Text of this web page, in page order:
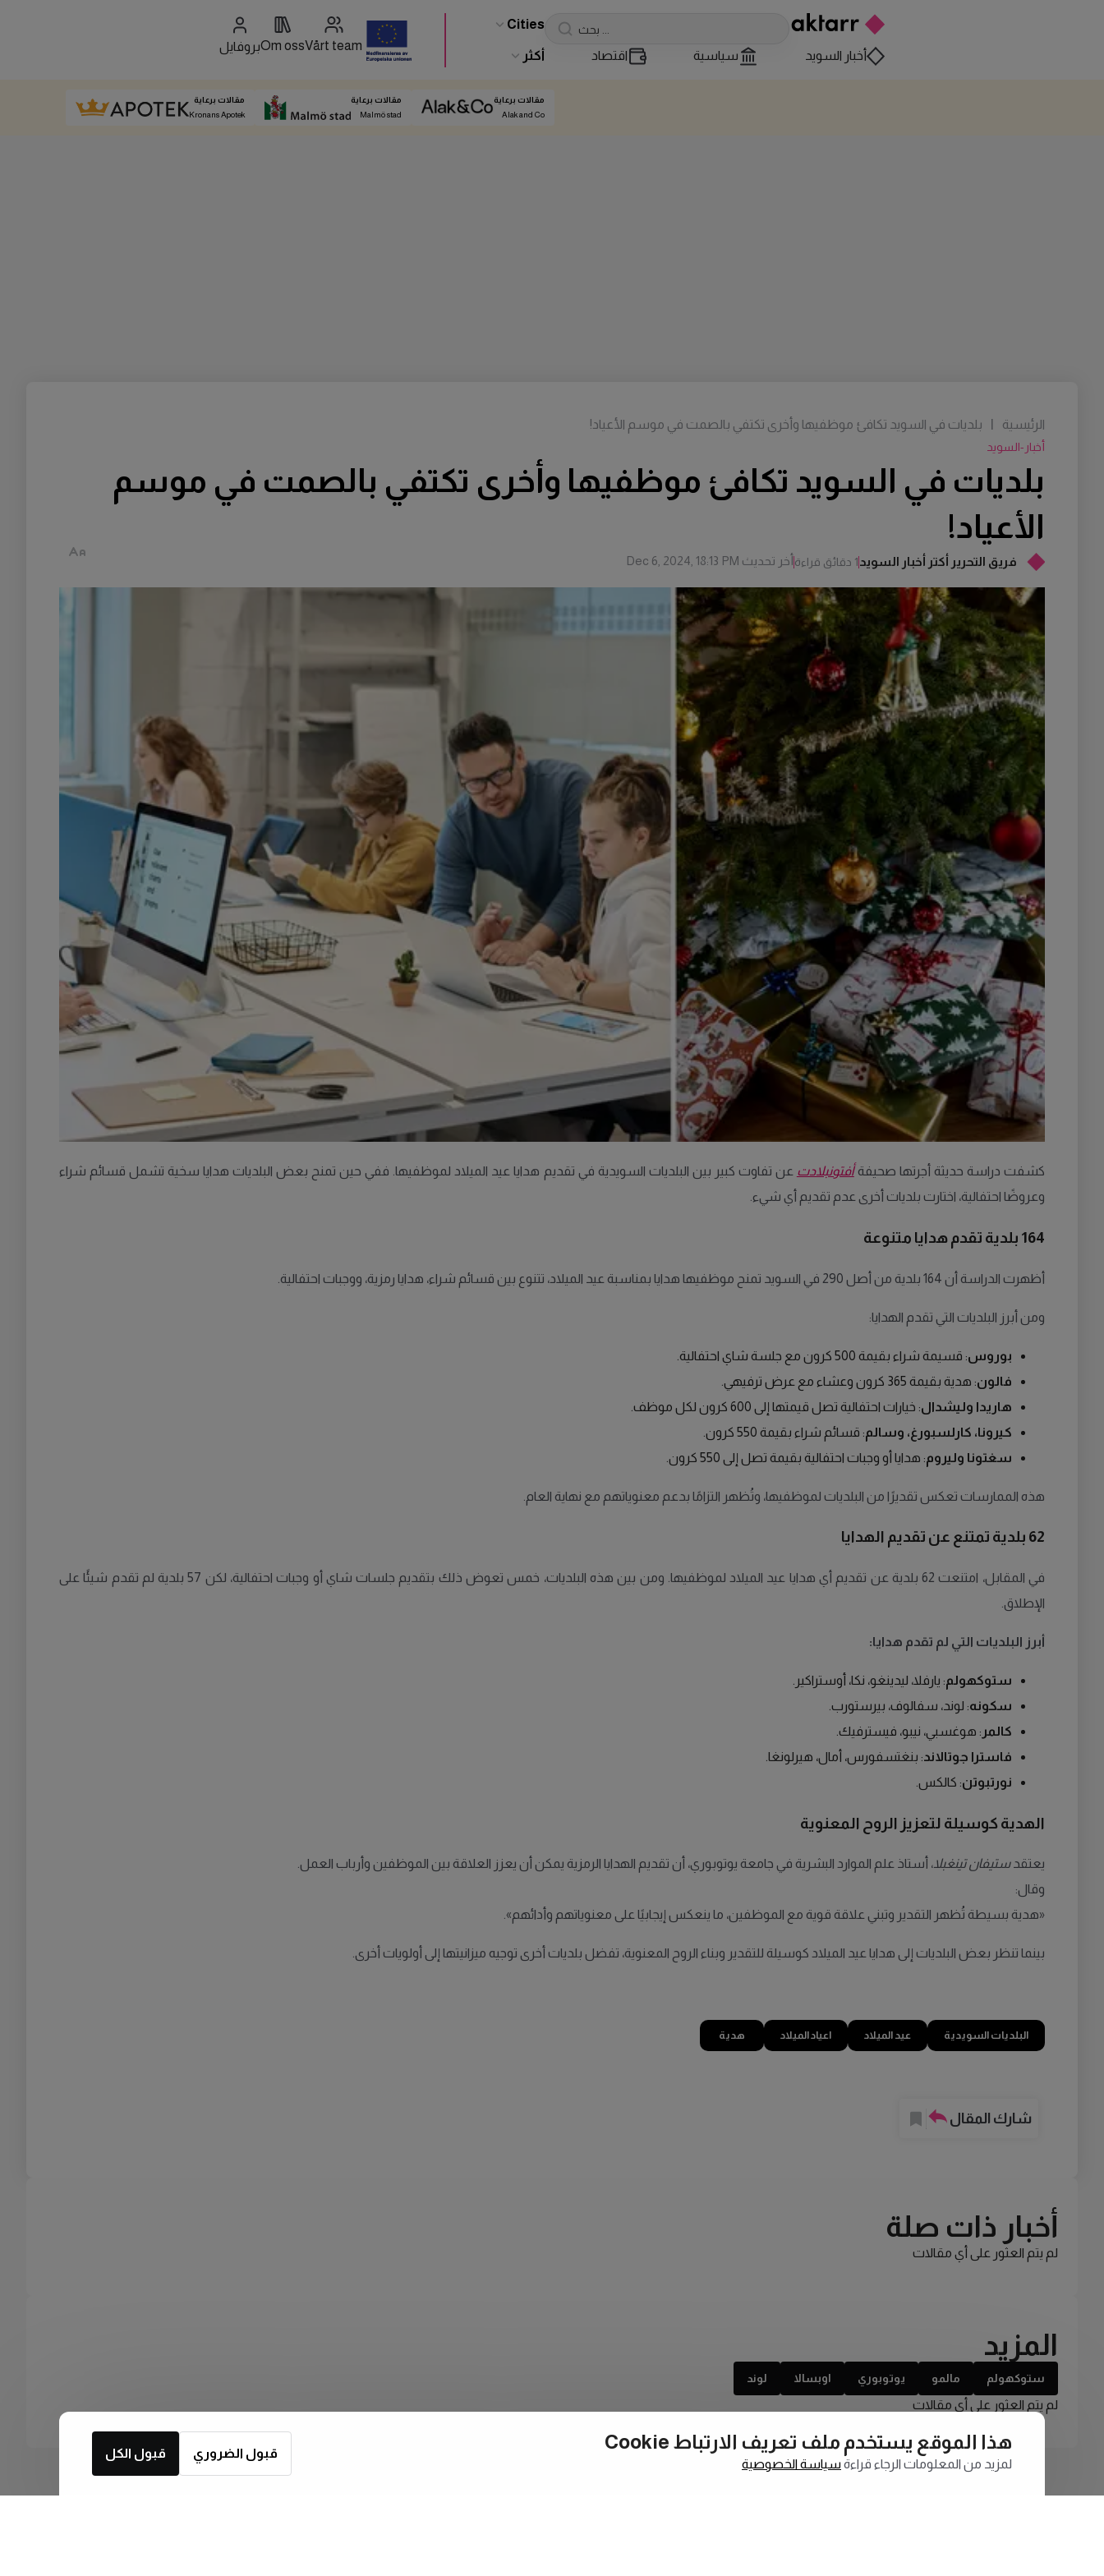
Cities
أخبار السويد سياسية اقتصاد أكثر
Vårt team
Om ossبروفايل
مقالات برعاية
Alak and Co
مقالات برعاية
Malmö stad
مقالات برعاية
Kronans Apotek
فريق التحرير أكتر أخبار السويد1 دقائق قراءة أخر تحديث Dec 6, 2024, 18:13 PM
بلديات في السويد تكافئ موظفيها وأخرى تكتفي بالصمت في موسم
الأعياد!
أخبار-السويد
الرئيسية | بلديات في السويد تكافئ موظفيها وأخرى تكتفي بالصمت في موسم الأعياد!
كشفت دراسة حديثة أجرتها صحيفةأفتونبلادت عن تفاوت كبير بين البلديات السويدية في تقديم هدايا عيد الميلاد لموظفيها. ففي حين تمنح بعض البلديات هدايا سخية تشمل قسائم شراء
وعروضًا احتفالية، اختارت بلديات أخرى عدم تقديم أي شيء.
164 بلدية تقدم هدايا متنوعة
أظهرت الدراسة أن 164 بلدية من أصل 290 في السويد تمنح موظفيها هدايا بمناسبة عيد الميلاد، تتنوع بين قسائم شراء، هدايا رمزية، ووجبات احتفالية.
ومن أبرز البلديات التي تقدم الهدايا:
بوروس: قسيمة شراء بقيمة 500 كرون مع جلسة شاي احتفالية.
فالون: هدية بقيمة 365 كرون وعشاء مع عرض ترفيهي.
هاريدا وليشدال: خيارات احتفالية تصل قيمتها إلى 600 كرون لكل موظف.
كيرونا، كارلسبورغ، وسالم: قسائم شراء بقيمة 550 كرون.
سغتونا وليروم: هدايا أو وجبات احتفالية بقيمة تصل إلى 550 كرون.
هذه الممارسات تعكس تقديرًا من البلديات لموظفيها، وتُظهر التزامًا بدعم معنوياتهم مع نهاية العام.
62 بلدية تمتنع عن تقديم الهدايا
في المقابل، امتنعت 62 بلدية عن تقديم أي هدايا عيد الميلاد لموظفيها. ومن بين هذه البلديات، خمس تعوض ذلك بتقديم جلسات شاي أو وجبات احتفالية، لكن 57 بلدية لم تقدم شيئًا على
الإطلاق.
أبرز البلديات التي لم تقدم هدايا:
ستوكهولم: يارفلا، ليدينغو، نكا، أوستراكير.
سكونه: لوند، سفالوف، بيرستورب.
كالمر : هوغسبي، نيبو، فيسترفيك.
فاسترا جوتالاند: بنغتسفورس، أمال، هيرلونغا.
نورتبوتن: كالكس.
الهدية كوسيلة لتعزيز الروح المعنوية
يعتقدستيفان تينغبلا، أستاذ علم الموارد البشرية في جامعة يوتوبوري، أن تقديم الهدايا الرمزية يمكن أن يعزز العلاقة بين الموظفين وأرباب العمل.
وقال:
«هدية بسيطة تُظهر التقدير وتبني علاقة قوية مع الموظفين، ما ينعكس إيجابيًا على معنوياتهم وأدائهم».
بينما تنظر بعض البلديات إلى هدايا عيد الميلاد كوسيلة للتقدير وبناء الروح المعنوية، تفضل بلديات أخرى توجيه ميزانيتها إلى أولويات أخرى.
البلديات السويدية عيد الميلاد اعياد الميلاد هدية
شارك المقال
أخبار ذات صلة
لم يتم العثور على أي مقالات
المزيد
ستوكهولم مالمو يوتوبوري اوبسالا لوند
لم يتم العثور على أي مقالات
هذا الموقع يستخدم ملف تعريف الارتباط Cookie
لمزيد من المعلومات الرجاء قراءة سياسة الخصوصية
قبول الكل قبول الضروري